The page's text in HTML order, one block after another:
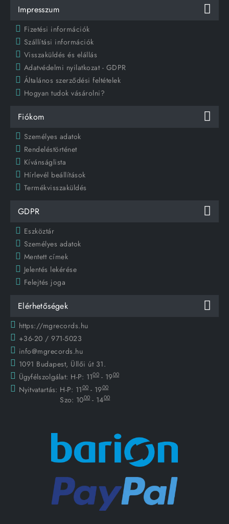
Impresszum
Fizetési információk
Szállítási információk
Visszaküldés és elállás
Adatvédelmi nyilatkozat - GDPR
Általános szerződési feltételek
Hogyan tudok vásárolni?
Fiókom
Személyes adatok
Rendeléstörténet
Kívánságlista
Hírlevél beállítások
Termékvisszaküldés
GDPR
Eszköztár
Személyes adatok
Mentett címek
Jelentés lekérése
Felejtés joga
Elérhetőségek
https://mgrecords.hu
+36-20 / 971-5023
info@mgrecords.hu
1091 Budapest, Üllői út 31.
Ügyfélszolgálat: H-P: 1100 - 1900
Nyitvatartás: H-P: 1100 - 1900
Szo: 1000 - 1400